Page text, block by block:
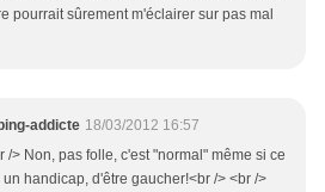
pourrait sûrement m'éclairer sur pas mal
addicte 18/03/2012 16:57
/> Non, pas folle, c'est "normal" même si ce
un handicap, d'être gaucher!<br /> <br />